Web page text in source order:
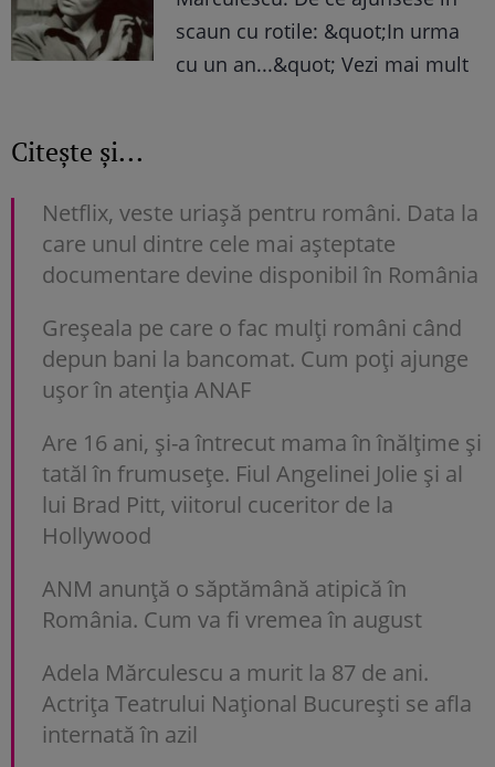
scaun cu rotile: &quot;In urma
cu un an...&quot; Vezi mai mult
Citește și...
Netflix, veste uriașă pentru români. Data la
care unul dintre cele mai așteptate
documentare devine disponibil în România
Greșeala pe care o fac mulți români când
depun bani la bancomat. Cum poți ajunge
uşor în atenția ANAF
Are 16 ani, și-a întrecut mama în înălțime și
tatăl în frumusețe. Fiul Angelinei Jolie și al
lui Brad Pitt, viitorul cuceritor de la
Hollywood
ANM anunță o săptămână atipică în
România. Cum va fi vremea în august
Adela Mărculescu a murit la 87 de ani.
Actrița Teatrului Național București se afla
internată în azil